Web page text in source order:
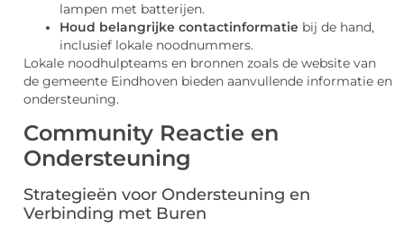
lampen met batterijen.
Houd belangrijke contactinformatie bij de hand,
inclusief lokale noodnummers.
Lokale noodhulpteams en bronnen zoals de website van
de gemeente Eindhoven bieden aanvullende informatie en
ondersteuning.
Community Reactie en
Ondersteuning
Strategieën voor Ondersteuning en
Verbinding met Buren